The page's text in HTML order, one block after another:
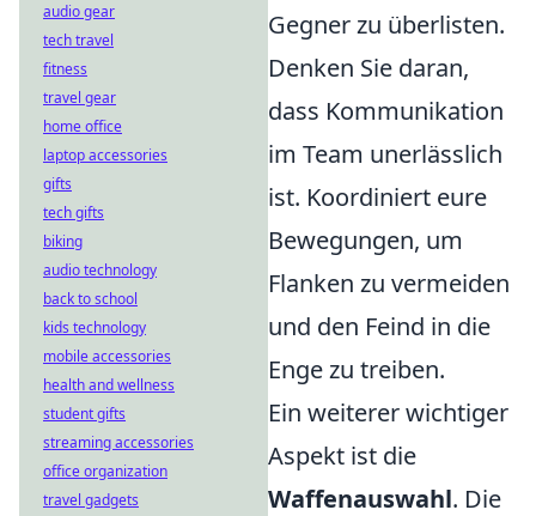
Gegner zu überlisten.
Denken Sie daran,
dass Kommunikation
im Team unerlässlich
ist. Koordiniert eure
Bewegungen, um
Flanken zu vermeiden
und den Feind in die
Enge zu treiben.
Ein weiterer wichtiger
Aspekt ist die
Waffenauswahl. Die
audio gear
tech travel
fitness
travel gear
home office
laptop accessories
gifts
tech gifts
biking
audio technology
back to school
kids technology
mobile accessories
health and wellness
student gifts
streaming accessories
office organization
travel gadgets